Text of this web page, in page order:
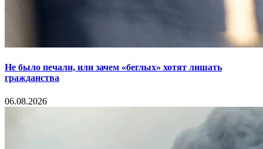
Не было печали, или зачем «беглых» хотят лишать
гражданства
06.08.2026